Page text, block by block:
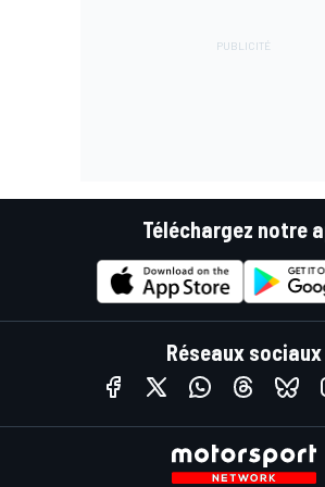
Téléchargez notre
Réseaux sociaux